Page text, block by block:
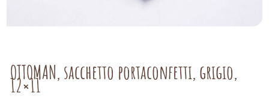
OTTOMAN, sacchetto portaconfetti, grigio,
12×11